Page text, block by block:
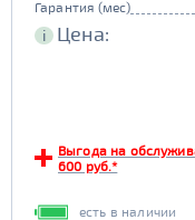
Гарантия (мес)
i Цена:
Выгода на
600 руб.*
есть в наличии